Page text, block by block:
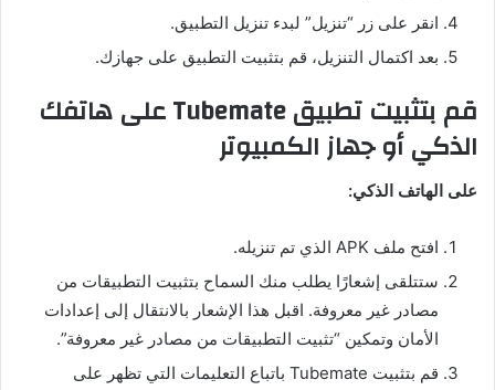
انقر على زر “تنزيل” لبدء تنزيل التطبيق.
بعد اكتمال التنزيل، قم بتثبيت التطبيق على جهازك.
قم بتثبيت تطبيق Tubemate على هاتفك
الذكي أو جهاز الكمبيوتر
على الهاتف الذكي:
افتح ملف APK الذي تم تنزيله.
ستتلقى إشعارًا يطلب منك السماح بتثبيت التطبيقات من
مصادر غير معروفة. اقبل هذا الإشعار بالانتقال إلى إعدادات
الأمان وتمكين “تثبيت التطبيقات من مصادر غير معروفة”.
قم بتثبيت Tubemate باتباع التعليمات التي تظهر على